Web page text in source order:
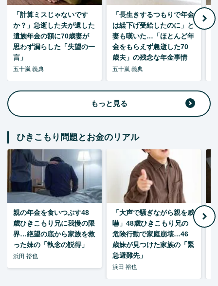
「計算ミスじゃないです
か？」急逝した夫が遺した
遺族年金の額に70歳妻が
思わず漏らした「失望の一
言」
五十嵐 義典
「長生きするつもりで年金
は繰下げ受給したのに」と
妻も嘆いた…「ほとんど年
金をもらえず急逝した70
歳夫」の残念な年金事情
五十嵐 義典
もっと見る
ひきこもり問題とお金のリアル
親の年金を食いつぶす48
歳ひきこもり兄に我慢の限
界…絶望の底から家族を救
った妹の「執念の説得」
浜田 裕也
「大声で騒ぎながら親を威
嚇」48歳ひきこもり兄の
危険行動で家庭崩壊…46
歳妹が見つけた家族の「緊
急避難先」
浜田 裕也